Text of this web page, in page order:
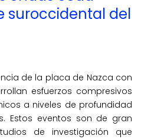
suroccidental del
de la placa de Nazca con
esfuerzos compresivos
a niveles de profundidad
Estos eventos son de gran
de investigación que